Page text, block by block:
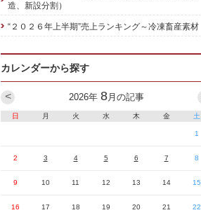
造、新設分割）
“２０２６年上半期”売上ランキング～冷凍畜産素材
カレンダーから探す
2026年 8月の記事
<
日 月 火 水 木 金 土
1
2 3 4 5 6 7 8
9 10 11 12 13 14 15
16 17 18 19 20 21 22